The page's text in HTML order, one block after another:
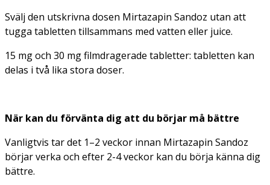
Svälj den utskrivna dosen Mirtazapin Sandoz utan att
tugga tabletten tillsammans med vatten eller juice.
15 mg och 30 mg filmdragerade tabletter: tabletten kan
delas i två lika stora doser.
När kan du förvänta dig att du börjar må bättre
Vanligtvis tar det 1–2 veckor innan Mirtazapin Sandoz
börjar verka och efter 2-4 veckor kan du börja känna dig
bättre.